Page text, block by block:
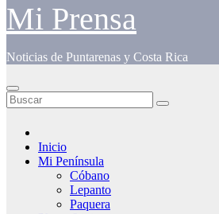
Mi Prensa
Noticias de Puntarenas y Costa Rica
Inicio
Mi Península
Cóbano
Lepanto
Paquera